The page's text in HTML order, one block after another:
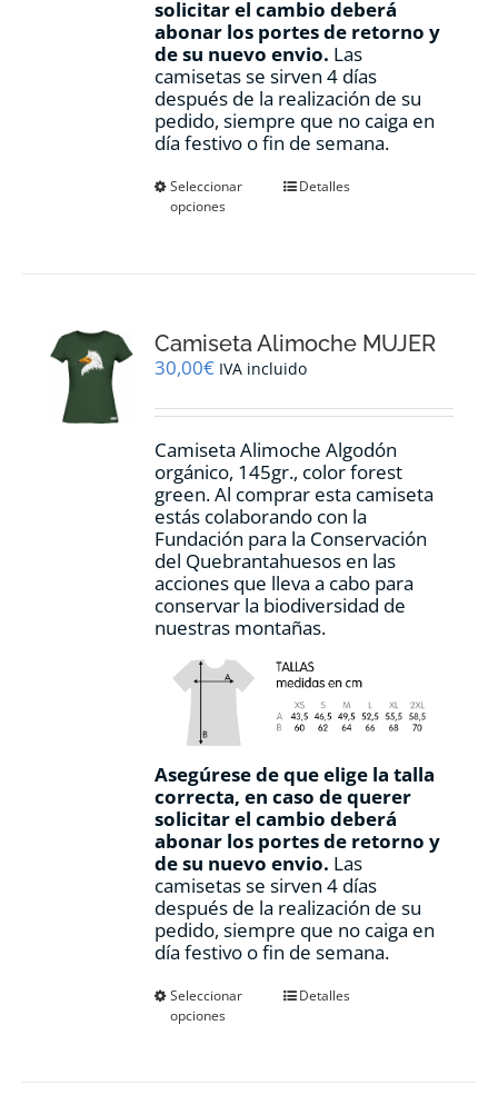
solicitar el cambio deberá
abonar los portes de retorno y
de su nuevo envio. Las
camisetas se sirven 4 días
después de la realización de su
pedido, siempre que no caiga en
día festivo o fin de semana.
Seleccionar
opciones
Este
se
pueden
en
página
de
producto
Detalles
Camiseta Alimoche MUJER
30,00€ IVA incluido
Camiseta Alimoche Algodón
orgánico, 145gr., color forest
green. Al comprar esta camiseta
estás colaborando con la
Fundación para la Conservación
del Quebrantahuesos en las
acciones que lleva a cabo para
conservar la biodiversidad de
nuestras montañas.
Asegúrese de que elige la talla
correcta, en caso de querer
solicitar el cambio deberá
abonar los portes de retorno y
de su nuevo envio. Las
camisetas se sirven 4 días
después de la realización de su
pedido, siempre que no caiga en
día festivo o fin de semana.
Seleccionar
opciones
EsteDetalles